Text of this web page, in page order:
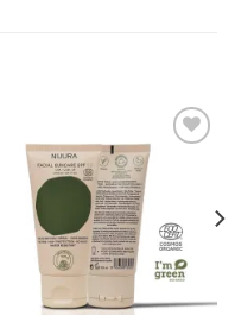
a tu
lista de
deseos